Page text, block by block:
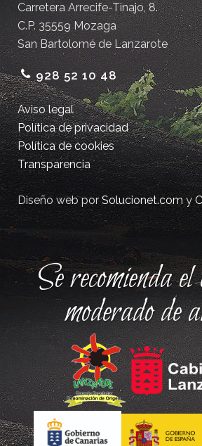
Carretera Arrecife-Tinajo, 8.
C.P. 35559 Mozaga
San Bartolomé de Lanzarote
928 52 10 48
Aviso legal
Política de privacidad
Política de cookies
Transparencia
Diseño web porSolucionet.comy
Se recomienda el
moderado de